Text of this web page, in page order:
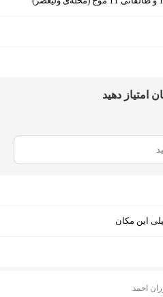
اﻣﺘﯿﺎز دﻫﯿﺪ
این مکان
احمد